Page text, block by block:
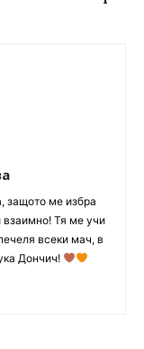
защото ме избра
Тя ме учи
всеки мач, в
Дончич!